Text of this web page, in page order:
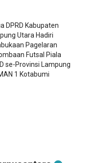
DPRD Kabupaten
Utara Hadiri
Pagelaran
Futsal Piala
se-Provinsi Lampung
1 Kotabumi